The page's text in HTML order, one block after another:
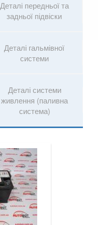
Деталі передньої та
задньої підвіски
Деталі гальмівної
системи
Деталі системи
живлення (паливна
система)